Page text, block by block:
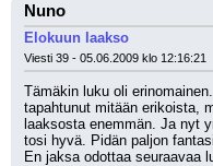
Nuno
Elokuun laakso
Viesti 39 - 05.06.2009 klo 12:16:21
Tämäkin luku oli
tapahtunut mitään erikoista,
laaksosta enemmän. Ja nyt
tosi hyvä. Pidän paljon
En jaksa odottaa seuraavaa